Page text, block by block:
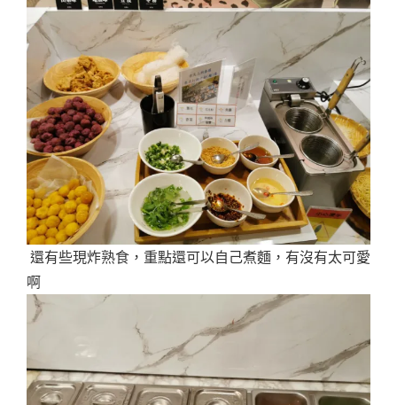
還有些現炸熟食，重點還可以自己煮麵，有沒有太可愛
啊